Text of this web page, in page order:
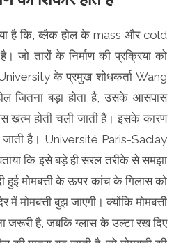
है कि, ब्लैक होल के mass और cold
जो तारों के निर्माण की प्रक्रिया को
के प्रमुख शोधकर्ता Wang
जितना बड़ा होता है, उसके आसपास
खत्म होती चली जाती है। इसके कारण
जाती है। Université Paris-Saclay
कि इसे बड़े ही सरल तरीके से समझा
मोमबत्ती के ऊपर कांच के गिलास को
मोमबत्ती बुझ जाएगी। क्योंकि मोमबत्ती
जरूरी है, जबकि ग्लास के उल्टा रख दिए